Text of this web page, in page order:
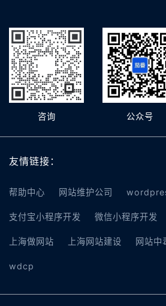
咨询 公众号
友情链接：
帮助中心 网站维护公司
支付宝小程序开发 微信小程序开发
上海做网站 上海网站建设 网站中
wdcp